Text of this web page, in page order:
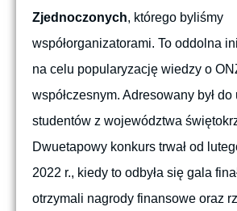
Zjednoczonych, którego byliśmy
współorganizatorami. To oddolna
na celu popularyzację wiedzy o
współczesnym. Adresowany był
studentów z województwa
Dwuetapowy konkurs trwał od
2022 r., kiedy to odbyła się gala
otrzymali nagrody finansowe oraz